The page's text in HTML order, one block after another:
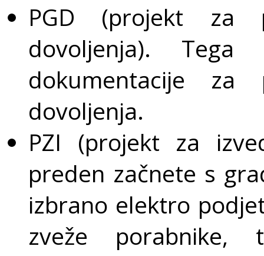
PGD (projekt za
dovoljenja).
dokumentacije za
dovoljenja.
PZI (projekt za
preden začnete s
izbrano elektro
zveže porabnike,